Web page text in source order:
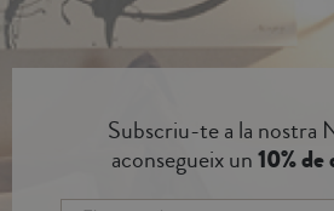
Subscriu-te a la nostra
aconsegueix un10%